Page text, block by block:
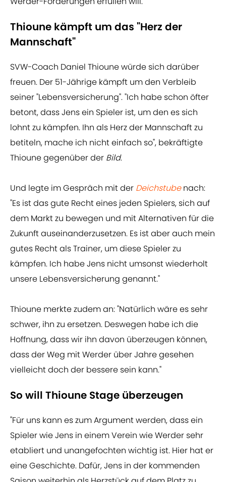
Thioune kämpft um das "Herz der
Mannschaft"
SVW-Coach Daniel Thioune würde sich darüber
freuen. Der 51-Jährige kämpft um den Verbleib
seiner "Lebensversicherung". "Ich habe schon öfter
betont, dass Jens ein Spieler ist, um den es sich
lohnt zu kämpfen. Ihn als Herz der Mannschaft zu
betiteln, mache ich nicht einfach so", bekräftigte
Thioune gegenüber der Bild.
Und legte im Gespräch mit der Deichstubenach:
"Es ist das gute Recht eines jeden Spielers, sich auf
dem Markt zu bewegen und mit Alternativen für die
Zukunft auseinanderzusetzen. Es ist aber auch mein
gutes Recht als Trainer, um diese Spieler zu
kämpfen. Ich habe Jens nicht umsonst wiederholt
unsere Lebensversicherung genannt."
Thioune merkte zudem an: "Natürlich wäre es sehr
schwer, ihn zu ersetzen. Deswegen habe ich die
Hoffnung, dass wir ihn davon überzeugen können,
dass der Weg mit Werder über Jahre gesehen
vielleicht doch der bessere sein kann."
So will Thioune Stage überzeugen
"Für uns kann es zum Argument werden, dass ein
Spieler wie Jens in einem Verein wie Werder sehr
etabliert und unangefochten wichtig ist. Hier hat er
eine Geschichte. Dafür, Jens in der kommenden